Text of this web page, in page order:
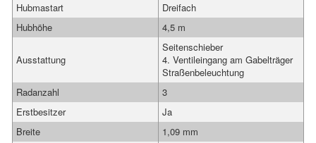
Hubmastart
Dreifach
Hubhöhe
4,5 m
Ausstattung
Seitenschieber
4. Ventileingang am Gabelträger
Straßenbeleuchtung
Radanzahl
3
Erstbesitzer
Ja
Breite
1,09 mm